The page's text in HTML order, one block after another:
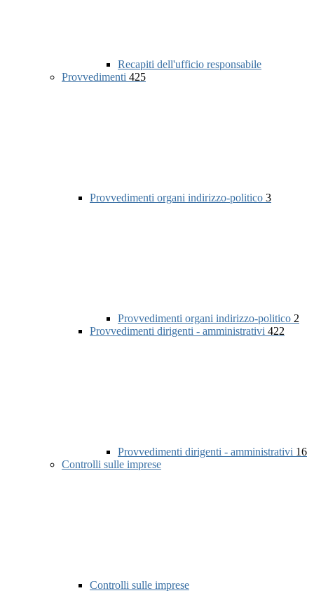
Recapiti dell'ufficio responsabile
Provvedimenti 425
Provvedimenti organi indirizzo-politico 3
Provvedimenti organi indirizzo-politico 2
Provvedimenti dirigenti - amministrativi 422
Provvedimenti dirigenti - amministrativi 16
Controlli sulle imprese
Controlli sulle imprese